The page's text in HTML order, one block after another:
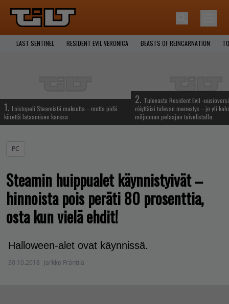
LAST SENTINEL RESIDENT EVIL VERONICA BEASTS OF REINCARNATION
1. Loistopeli Steamistä maksutta – mutta pidä
kiirettä lataamisen kanssa
2. Tulevasta Resident Evil -
näyttäisi tulevan menestys – jo yli
miljoonan pelaajan toivelistalla
PC
Steamin huippualet käynnistyivät –
hinnoista pois peräti 80 prosenttia,
osta kun vielä ehdit!
Halloween-alet ovat käynnissä.
30.10.2018 Jarkko Fräntilä